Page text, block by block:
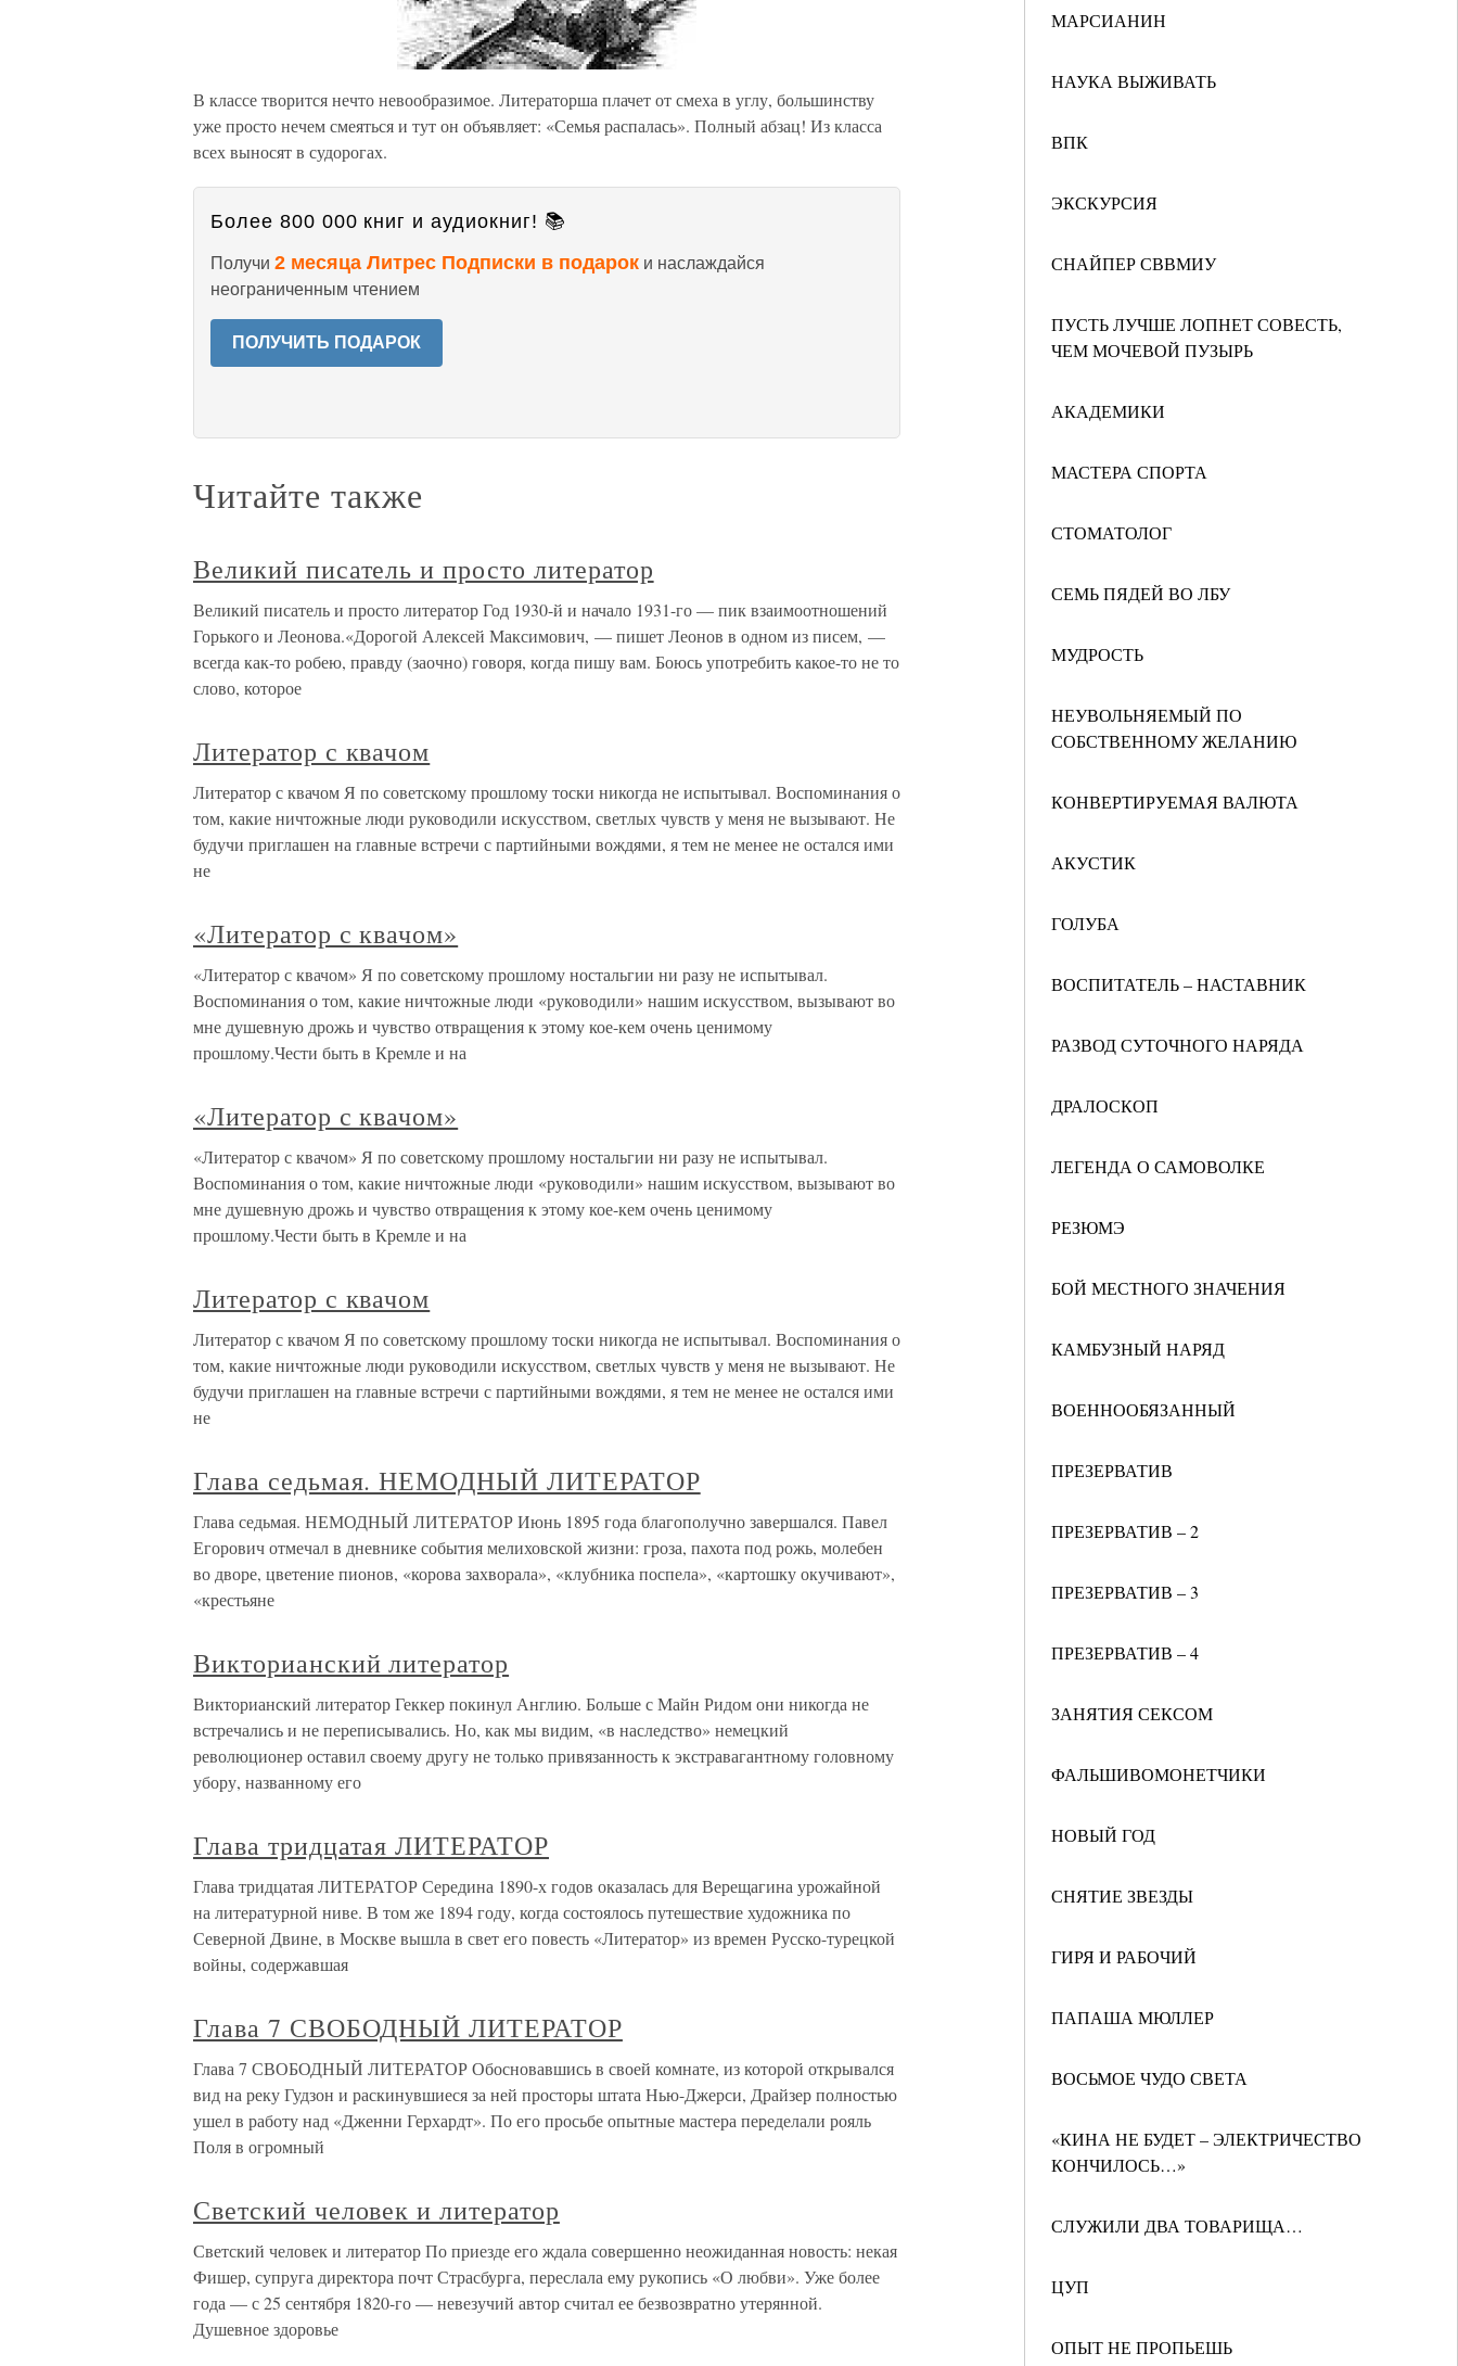
МАРСИАНИН
НАУКА ВЫЖИВАТЬ
ВПК
ЭКСКУРСИЯ
СНАЙПЕР СВВМИУ
ПУСТЬ ЛУЧШЕ ЛОПНЕТ СОВЕСТЬ,
ЧЕМ МОЧЕВОЙ ПУЗЫРЬ
АКАДЕМИКИ
МАСТЕРА СПОРТА
СТОМАТОЛОГ
СЕМЬ ПЯДЕЙ ВО ЛБУ
МУДРОСТЬ
НЕУВОЛЬНЯЕМЫЙ ПО
СОБСТВЕННОМУ ЖЕЛАНИЮ
КОНВЕРТИРУЕМАЯ ВАЛЮТА
АКУСТИК
ГОЛУБА
ВОСПИТАТЕЛЬ – НАСТАВНИК
РАЗВОД СУТОЧНОГО НАРЯДА
ДРАЛОСКОП
ЛЕГЕНДА О САМОВОЛКЕ
РЕЗЮМЭ
БОЙ МЕСТНОГО ЗНАЧЕНИЯ
КАМБУЗНЫЙ НАРЯД
ВОЕННООБЯЗАННЫЙ
ПРЕЗЕРВАТИВ
ПРЕЗЕРВАТИВ – 2
ПРЕЗЕРВАТИВ – 3
ПРЕЗЕРВАТИВ – 4
ЗАНЯТИЯ СЕКСОМ
ФАЛЬШИВОМОНЕТЧИКИ
НОВЫЙ ГОД
СНЯТИЕ ЗВЕЗДЫ
ГИРЯ И РАБОЧИЙ
ПАПАША МЮЛЛЕР
ВОСЬМОЕ ЧУДО СВЕТА
«КИНА НЕ БУДЕТ – ЭЛЕКТРИЧЕСТВО
КОНЧИЛОСЬ…»
СЛУЖИЛИ ДВА ТОВАРИЩА…
ЦУП
ОПЫТ НЕ ПРОПЬЕШЬ
В классе творится нечто невообразимое. Литераторша плачет от смеха в углу, большинству
уже просто нечем смеяться и тут он объявляет: «Семья распалась». Полный абзац! Из класса
всех выносят в судорогах.
Более 800 000 книг и аудиокниг! 📚
Получи 2 месяца Литрес Подписки в подарок и наслаждайся
неограниченным чтением
ПОЛУЧИТЬ ПОДАРОК
Читайте также
Великий писатель и просто литератор
Великий писатель и просто литератор Год 1930-й и начало 1931-го — пик взаимоотношений
Горького и Леонова.«Дорогой Алексей Максимович, — пишет Леонов в одном из писем, —
всегда как-то робею, правду (заочно) говоря, когда пишу вам. Боюсь употребить какое-то не то
слово, которое
Литератор с квачом
Литератор с квачом Я по советскому прошлому тоски никогда не испытывал. Воспоминания о
том, какие ничтожные люди руководили искусством, светлых чувств у меня не вызывают. Не
будучи приглашен на главные встречи с партийными вождями, я тем не менее не остался ими
не
«Литератор с квачом»
«Литератор с квачом» Я по советскому прошлому ностальгии ни разу не испытывал.
Воспоминания о том, какие ничтожные люди «руководили» нашим искусством, вызывают во
мне душевную дрожь и чувство отвращения к этому кое-кем очень ценимому
прошлому.Чести быть в Кремле и на
«Литератор с квачом»
«Литератор с квачом» Я по советскому прошлому ностальгии ни разу не испытывал.
Воспоминания о том, какие ничтожные люди «руководили» нашим искусством, вызывают во
мне душевную дрожь и чувство отвращения к этому кое-кем очень ценимому
прошлому.Чести быть в Кремле и на
Литератор с квачом
Литератор с квачом Я по советскому прошлому тоски никогда не испытывал. Воспоминания о
том, какие ничтожные люди руководили искусством, светлых чувств у меня не вызывают. Не
будучи приглашен на главные встречи с партийными вождями, я тем не менее не остался ими
не
Глава седьмая. НЕМОДНЫЙ ЛИТЕРАТОР
Глава седьмая. НЕМОДНЫЙ ЛИТЕРАТОР Июнь 1895 года благополучно завершался. Павел
Егорович отмечал в дневнике события мелиховской жизни: гроза, пахота под рожь, молебен
во дворе, цветение пионов, «корова захворала», «клубника поспела», «картошку окучивают»,
«крестьяне
Викторианский литератор
Викторианский литератор Геккер покинул Англию. Больше с Майн Ридом они никогда не
встречались и не переписывались. Но, как мы видим, «в наследство» немецкий
революционер оставил своему другу не только привязанность к экстравагантному головному
убору, названному его
Глава тридцатая ЛИТЕРАТОР
Глава тридцатая ЛИТЕРАТОР Середина 1890-х годов оказалась для Верещагина урожайной
на литературной ниве. В том же 1894 году, когда состоялось путешествие художника по
Северной Двине, в Москве вышла в свет его повесть «Литератор» из времен Русско-турецкой
войны, содержавшая
Глава 7 СВОБОДНЫЙ ЛИТЕРАТОР
Глава 7 СВОБОДНЫЙ ЛИТЕРАТОР Обосновавшись в своей комнате, из которой открывался
вид на реку Гудзон и раскинувшиеся за ней просторы штата Нью-Джерси, Драйзер полностью
ушел в работу над «Дженни Герхардт». По его просьбе опытные мастера переделали рояль
Поля в огромный
Светский человек и литератор
Светский человек и литератор По приезде его ждала совершенно неожиданная новость: некая
Фишер, супруга директора почт Страсбурга, переслала ему рукопись «О любви». Уже более
года — с 25 сентября 1820-го — невезучий автор считал ее безвозвратно утерянной.
Душевное здоровье